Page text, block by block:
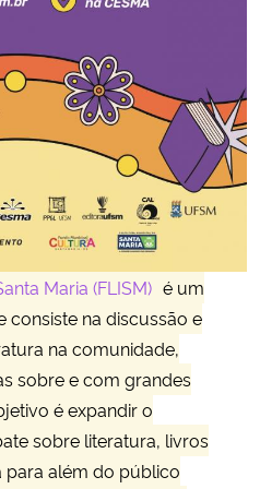
Maria (FLISM) é um
consiste na discussão e
na comunidade,
sobre e com grandes
é expandir o
sobre literatura, livros
para além do público